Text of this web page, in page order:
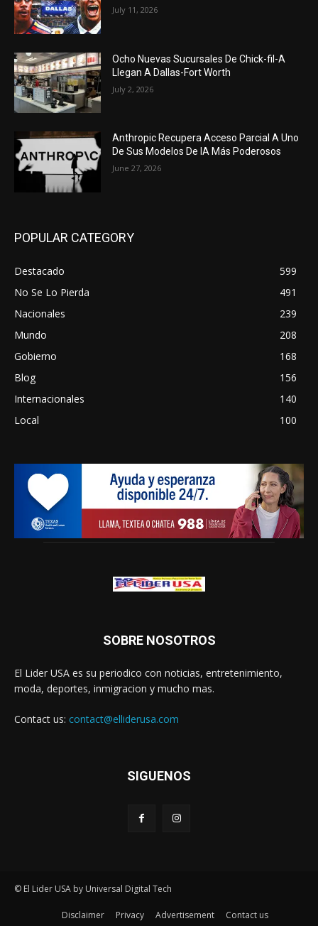
July 11, 2026
Ocho Nuevas Sucursales De Chick-fil-A
Llegan A Dallas-Fort Worth
July 2, 2026
Anthropic Recupera Acceso Parcial A Uno
De Sus Modelos De IA Más Poderosos
June 27, 2026
POPULAR CATEGORY
Destacado
599
No Se Lo Pierda
491
Nacionales
239
Mundo
208
Gobierno
168
Blog
156
Internacionales
140
Local
100
SOBRE NOSOTROS
El Lider USA es su periodico con noticias, entretenimiento,
moda, deportes, inmigracion y mucho mas.
Contact us: contact@elliderusa.com
SIGUENOS
© El Lider USA by Universal Digital Tech
Disclaimer Privacy Advertisement Contact us